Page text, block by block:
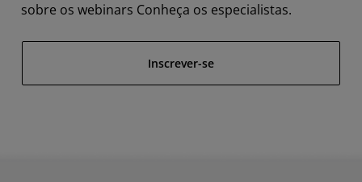
sobre os webinars Conheça os especialistas.
Inscrever-se